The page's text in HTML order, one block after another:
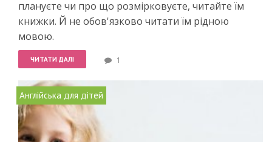
плануєте чи про що розмірковуєте, читайте їм
книжки. Й не обов'язково читати їм рідною
мовою.
ЧИТАТИ ДАЛІ 1
Англійська для дітей